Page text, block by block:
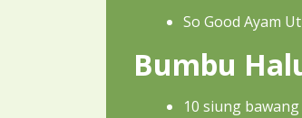
So Good Ayam
Bumbu
10 siung